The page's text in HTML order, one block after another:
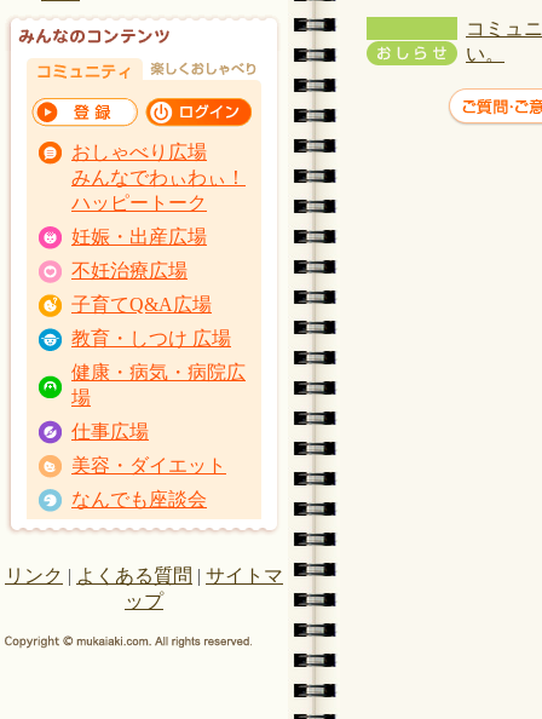
おしゃべり広場
みんなでわぃわぃ！
ハッピートーク
妊娠・出産広場
不妊治療広場
子育てQ&A広場
教育・しつけ 広場
健康・病気・病院広
場
仕事広場
美容・ダイエット
なんでも座談会
リンク | よくある質問 | サイトマ
ップ
コミュ
い。